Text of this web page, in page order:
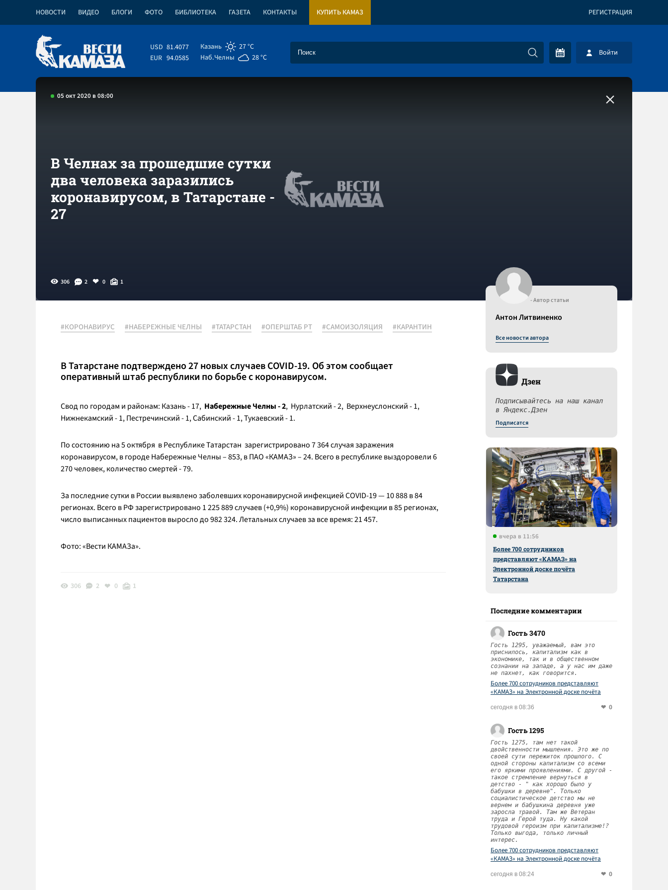
НОВОСТИ ВИДЕО БЛОГИ ФОТО БИБЛИОТЕКА ГАЗЕТА КОНТАКТЫ КУПИТЬ КАМАЗ РЕГИСТРАЦИЯ
USD 81.4077
EUR 94.0585
Казань
27 °C
Наб.Челны
28 °C Войти
05 окт 2020 в 08:00
В Челнах за прошедшие сутки
два человека заразились
коронавирусом, в Татарстане -
27
306 2 0 1
#КОРОНАВИРУС #НАБЕРЕЖНЫЕ ЧЕЛНЫ #ТАТАРСТАН #ОПЕРШТАБ РТ #САМОИЗОЛЯЦИЯ #КАРАНТИН
В Татарстане подтверждено 27 новых случаев COVID-19. Об этом сообщает
оперативный штаб республики по борьбе с коронавирусом.
Свод по городам и районам: Казань - 17, Набережные Челны - 2, Нурлатский - 2, Верхнеуслонский - 1,
Нижнекамский - 1, Пестречинский - 1, Сабинский - 1, Тукаевский - 1.
По состоянию на 5 октября в Республике Татарстан зарегистрировано 7 364 случая заражения
коронавирусом, в городе Набережные Челны – 853, в ПАО «КАМАЗ» – 24. Всего в республике выздоровели 6
270 человек, количество смертей - 79.
За последние сутки в России выявлено заболевших коронавирусной инфекцией COVID-19 — 10 888 в 84
регионах. Всего в РФ зарегистрировано 1 225 889 случаев (+0,9%) коронавирусной инфекции в 85 регионах,
число выписанных пациентов выросло до 982 324. Летальных случаев за все время: 21 457.
Фото: «Вести КАМАЗа».
306 2 0 1
- Автор статьи
Антон Литвиненко
Все новости автора
Дзен
Подписывайтесь на наш канал
в Яндекс.Дзен
Подписатся
вчера в 11:56
Более 700 сотрудников
представляют «КАМАЗ» на
Электронной доске почёта
Татарстана
Последние комментарии
Гость 3470
Гость 1295, уважаемый, вам это
приснилось, капитализм как в
экономике, так и в общественном
сознании на западе, а у нас им даже
не пахнет, как говорится.
Более 700 сотрудников представляют
«КАМАЗ» на Электронной доске почёта
сегодня в 08:36 0
Гость 1295
Гость 1275, там нет такой
двойственности мышления. Это же по
своей сути пережиток прошлого. С
одной стороны капитализм со всеми
его яркими проявлениями. С другой -
такое стремление вернуться в
детство - " как хорошо было у
бабушки в деревне". Только
социалистическое детство мы не
вернем и бабушкина деревня уже
заросла травой. Там же Ветеран
труда и Герой туда. Ну какой
трудовой героизм при капитализме!?
Только выгода, только личный
интерес.
Более 700 сотрудников представляют
«КАМАЗ» на Электронной доске почёта
сегодня в 08:24 0